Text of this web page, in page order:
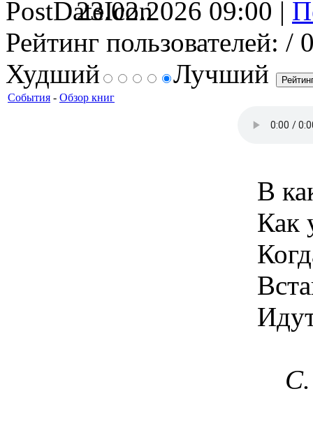
23.02.2026 09:00 |
Рейтинг пользователей: /
Худший
Лучший
События - Обзор книг
В
Как